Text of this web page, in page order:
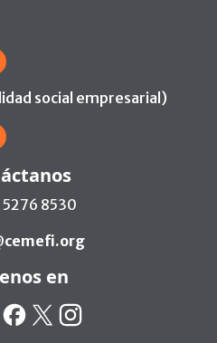
social empresarial)
5276 8530
cemefi.org
en
Facebook
X Instagram